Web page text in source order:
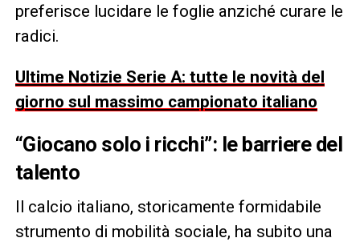
preferisce lucidare le foglie anziché curare le
radici.
Ultime Notizie Serie A: tutte le novità del
giorno sul massimo campionato italiano
“Giocano solo i ricchi”: le barriere del
talento
Il calcio italiano, storicamente formidabile
strumento di mobilità sociale, ha subito una